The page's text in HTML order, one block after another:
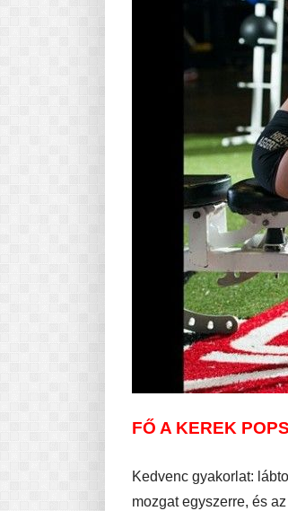
FŐ A KEREK
Kedvenc gyakorlat:
mozgat egyszerre, és